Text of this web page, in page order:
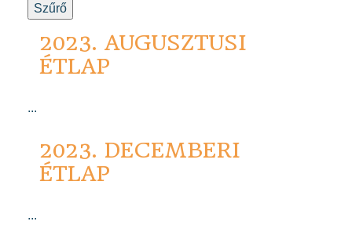
Szűrő
2023. AUGUSZTUSI
ÉTLAP
...
2023. DECEMBERI
ÉTLAP
...